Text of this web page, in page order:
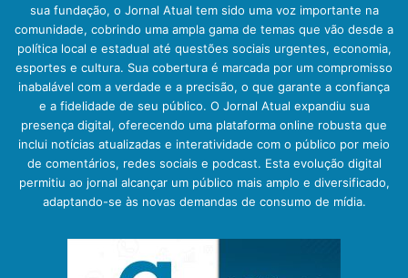
sua fundação, o Jornal Atual tem sido uma voz importante na
comunidade, cobrindo uma ampla gama de temas que vão desde a
política local e estadual até questões sociais urgentes, economia,
esportes e cultura. Sua cobertura é marcada por um compromisso
inabalável com a verdade e a precisão, o que garante a confiança
e a fidelidade de seu público. O Jornal Atual expandiu sua
presença digital, oferecendo uma plataforma online robusta que
inclui notícias atualizadas e interatividade com o público por meio
de comentários, redes sociais e podcast. Esta evolução digital
permitiu ao jornal alcançar um público mais amplo e diversificado,
adaptando-se às novas demandas de consumo de mídia.